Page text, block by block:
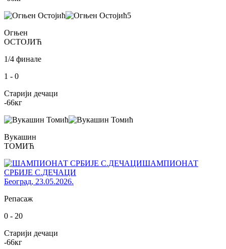
5
Огњен
ОСТОЈИЋ
1/4 финале
1 - 0
Старији дечаци
-66кг
Вукашин
ТОМИЋ
ШАМПИОНАТ
СРБИЈЕ С.ДЕЧАЦИ
Београд, 23.05.2026.
Репасаж
0 - 20
Старији дечаци
-66кг